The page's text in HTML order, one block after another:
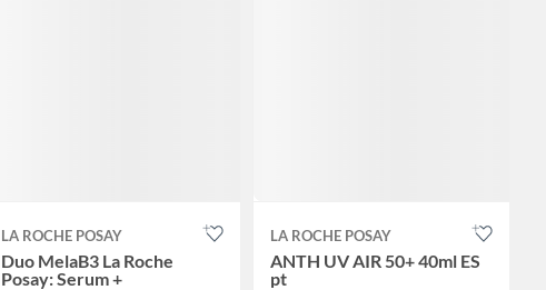
LA ROCHE POSAY
Duo MelaB3 La Roche
Posay: Serum +
LA ROCHE POSAY
ANTH UV AIR 50+ 40ml ES
pt